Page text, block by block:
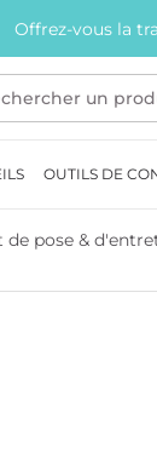
Offrez-vous la
OUTILS DE
de pose &